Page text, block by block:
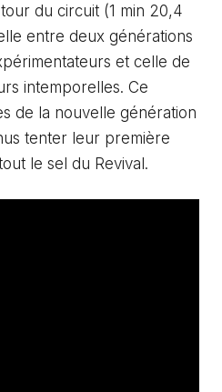
du circuit (1 min 20,4
entre deux générations
et celle de
intemporelles. Ce
de la nouvelle génération
tenter leur première
le sel du Revival.